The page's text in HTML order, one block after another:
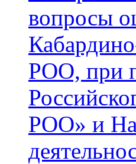
вопросы
РОО, при
РОО» и